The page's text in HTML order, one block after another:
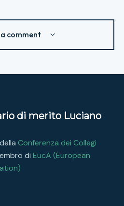
comment
di merito Luciano
Conferenza dei Collegi
di EucA (European